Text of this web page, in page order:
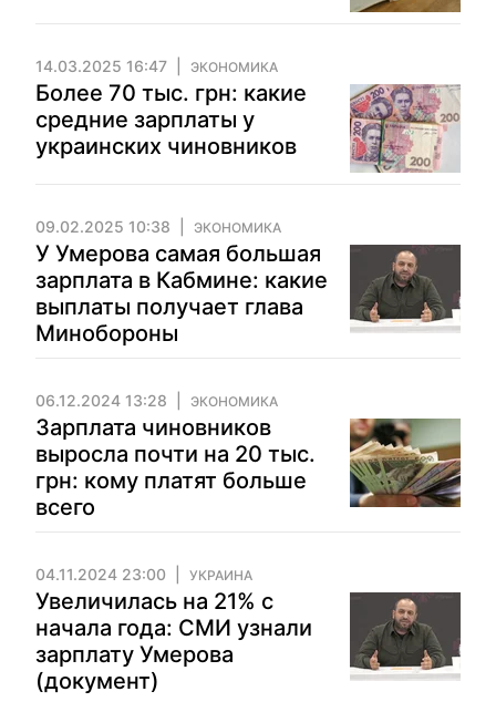
14.03.2025 16:47 ЭКОНОМИКА
Более 70 тыс. грн: какие
средние зарплаты у
украинских чиновников
09.02.2025 10:38 ЭКОНОМИКА
У Умерова самая большая
зарплата в Кабмине: какие
выплаты получает глава
Минобороны
06.12.2024 13:28 ЭКОНОМИКА
Зарплата чиновников
выросла почти на 20 тыс.
грн: кому платят больше
всего
04.11.2024 23:00 УКРАИНА
Увеличилась на 21% с
начала года: СМИ узнали
зарплату Умерова
(документ)